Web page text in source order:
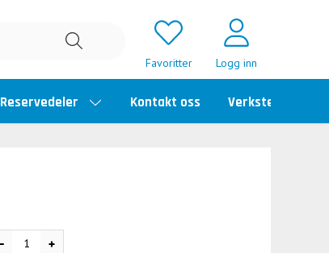
Favoritter Logg inn
Reservedeler Kontakt oss Verkstedtime